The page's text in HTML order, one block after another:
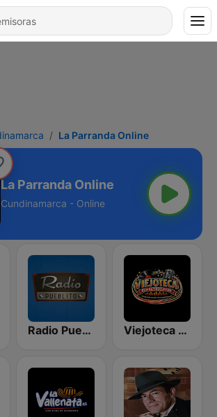
La Parranda Online
La Parranda Online
Cundinamarca - Online
Radio Pueblito Viejoteca Rumba y Recuerdo.